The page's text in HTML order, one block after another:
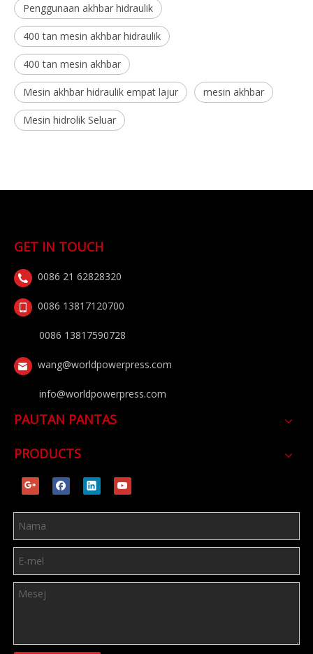
Penggunaan akhbar hidraulik
400 tan mesin akhbar hidraulik
400 tan mesin akhbar
Mesin akhbar hidraulik empat lajur mesin akhbar
Mesin hidrolik Seluar
GET IN TOUCH
0086 21 62828320
0086 13817120700
0086 13817590728
wang@worldpowerpress.com
info@worldpowerpress.com
PAUTAN PANTAS
PRODUCTS